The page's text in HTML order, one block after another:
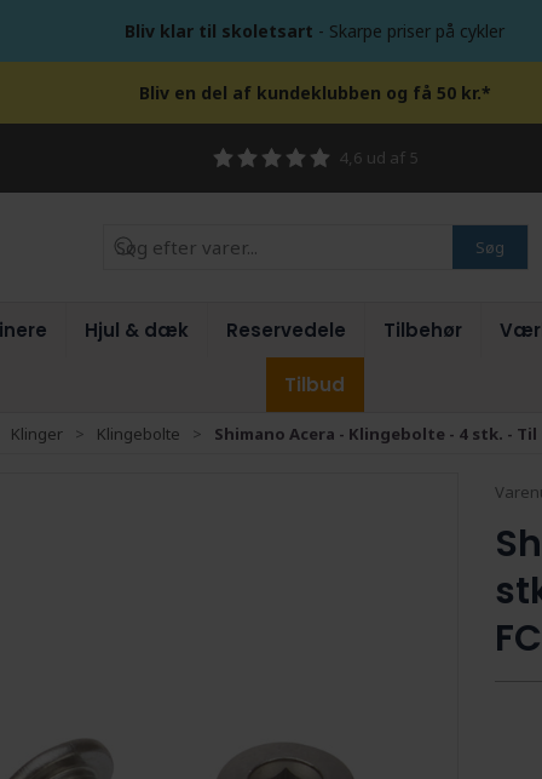
Bliv klar til skoletsart - Skarpe priser på cykler
Bliv en del af kundeklubben og få 50 kr.*
4,6 ud af 5
Søg
Hjul & dæk Reservedele Tilbehør
Tilbud
Klinger Klingebolte Shimano Acera - Klingebolte - 4 stk. -